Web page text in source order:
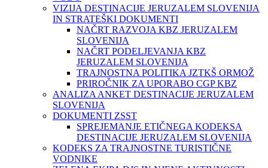
VIZIJA DESTINACIJE JERUZALEM SLOVENIJA
IN STRATEŠKI DOKUMENTI
NAČRT RAZVOJA KBZ JERUZALEM
SLOVENIJA
NAČRT PODELJEVANJA KBZ
JERUZALEM SLOVENIJA
TRAJNOSTNA POLITIKA JZTKŠ ORMOŽ
PRIROČNIK ZA UPORABO CGP KBZ
ANALIZA ANKET DESTINACIJE JERUZALEM
SLOVENIJA
DOKUMENTI ZSST
SPREJEMANJE ETIČNEGA KODEKSA
DESTINACIJE JERUZALEM SLOVENIJA
KODEKS ZA TRAJNOSTNE TURISTIČNE
VODNIKE